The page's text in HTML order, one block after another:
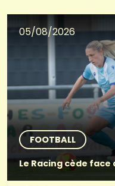
05/08/2026
FOOTBALL
Le Racing cède face